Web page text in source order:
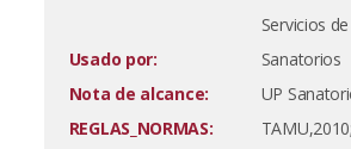
Servicios
Usado por:
Sanatorios
Nota de alcance:
UP
REGLAS_NORMAS: